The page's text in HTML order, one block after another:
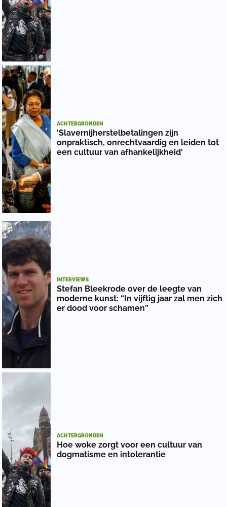
ACHTERGRONDEN
'Slavernijherstelbetalingen zijn
onpraktisch, onrechtvaardig en leiden tot
een cultuur van afhankelijkheid'
INTERVIEWS
Stefan Bleekrode over de leegte van
moderne kunst: “In vijftig jaar zal men zich
er dood voor schamen”
ACHTERGRONDEN
Hoe woke zorgt voor een cultuur van
dogmatisme en intolerantie